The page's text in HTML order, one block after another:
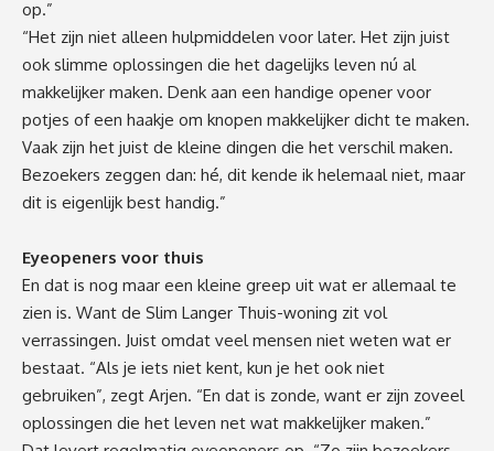
op.”
“Het zijn niet alleen hulpmiddelen voor later. Het zijn juist
ook slimme oplossingen die het dagelijks leven nú al
makkelijker maken. Denk aan een handige opener voor
potjes of een haakje om knopen makkelijker dicht te maken.
Vaak zijn het juist de kleine dingen die het verschil maken.
Bezoekers zeggen dan: hé, dit kende ik helemaal niet, maar
dit is eigenlijk best handig.”
Eyeopeners voor thuis
En dat is nog maar een kleine greep uit wat er allemaal te
zien is. Want de Slim Langer Thuis-woning zit vol
verrassingen. Juist omdat veel mensen niet weten wat er
bestaat. “Als je iets niet kent, kun je het ook niet
gebruiken”, zegt Arjen. “En dat is zonde, want er zijn zoveel
oplossingen die het leven net wat makkelijker maken.”